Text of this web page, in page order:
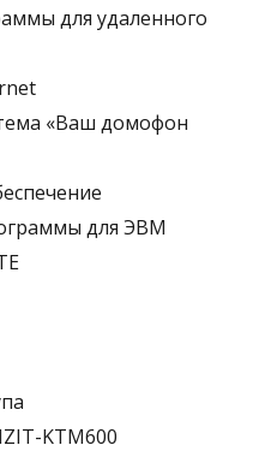
для удаленного
«Ваш домофон
для ЭВМ
KTM600